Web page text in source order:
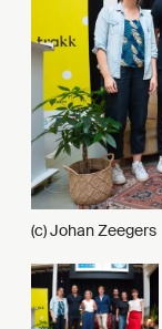
(c) Johan Zeegers